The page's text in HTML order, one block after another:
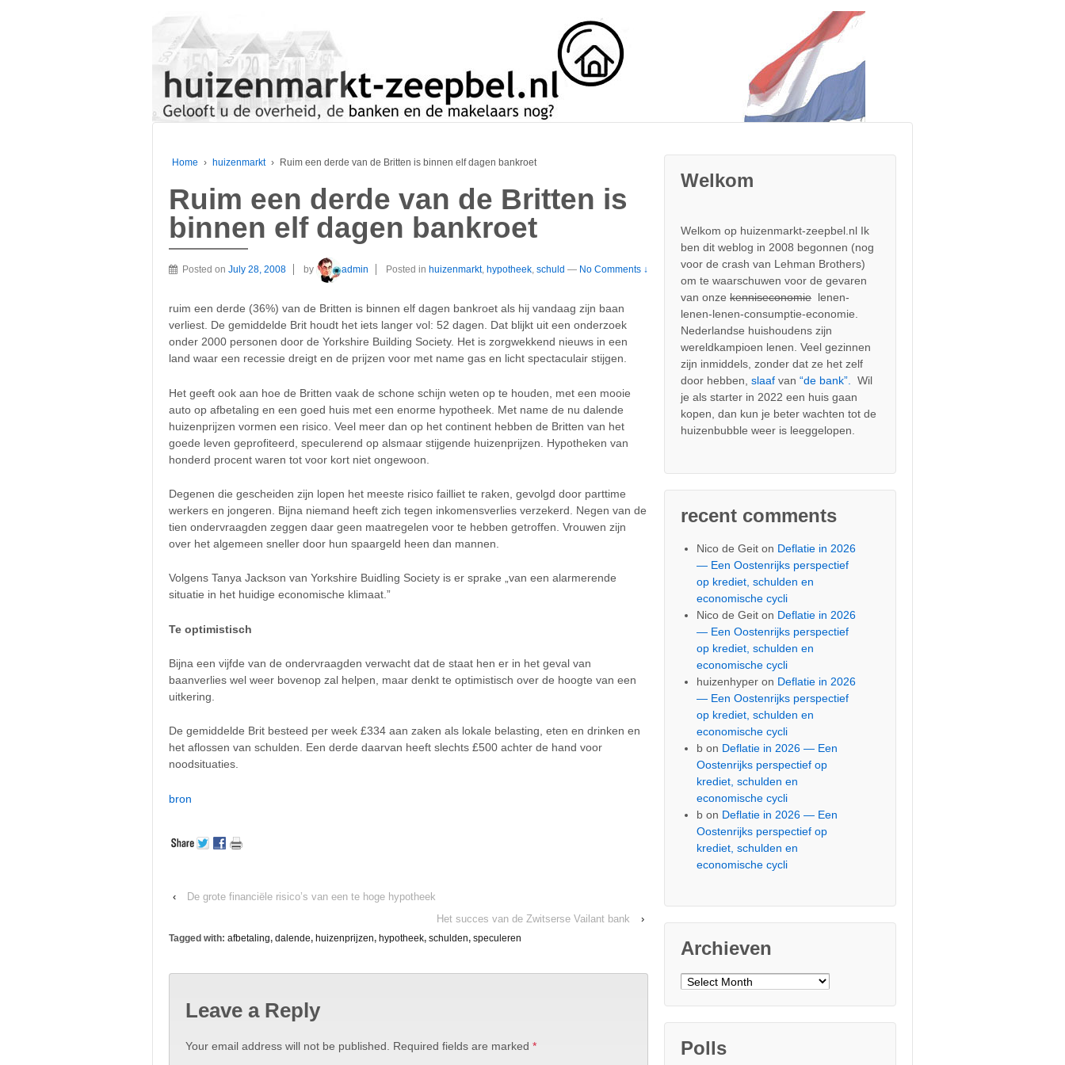
Home › huizenmarkt › Ruim een derde van de Britten is binnen elf dagen bankroet
Ruim een derde van de Britten is
binnen elf dagen bankroet
Posted on July 28, 2008 by admin Posted in huizenmarkt, hypotheek, schuld — No Comments ↓
ruim een derde (36%) van de Britten is binnen elf dagen bankroet als hij vandaag zijn baan
verliest. De gemiddelde Brit houdt het iets langer vol: 52 dagen. Dat blijkt uit een onderzoek
onder 2000 personen door de Yorkshire Building Society. Het is zorgwekkend nieuws in een
land waar een recessie dreigt en de prijzen voor met name gas en licht spectaculair stijgen.
Het geeft ook aan hoe de Britten vaak de schone schijn weten op te houden, met een mooie
auto op afbetaling en een goed huis met een enorme hypotheek. Met name de nu dalende
huizenprijzen vormen een risico. Veel meer dan op het continent hebben de Britten van het
goede leven geprofiteerd, speculerend op alsmaar stijgende huizenprijzen. Hypotheken van
honderd procent waren tot voor kort niet ongewoon.
Degenen die gescheiden zijn lopen het meeste risico failliet te raken, gevolgd door parttime
werkers en jongeren. Bijna niemand heeft zich tegen inkomensverlies verzekerd. Negen van de
tien ondervraagden zeggen daar geen maatregelen voor te hebben getroffen. Vrouwen zijn
over het algemeen sneller door hun spaargeld heen dan mannen.
Volgens Tanya Jackson van Yorkshire Buidling Society is er sprake „van een alarmerende
situatie in het huidige economische klimaat.”
Te optimistisch
Bijna een vijfde van de ondervraagden verwacht dat de staat hen er in het geval van
baanverlies wel weer bovenop zal helpen, maar denkt te optimistisch over de hoogte van een
uitkering.
De gemiddelde Brit besteed per week £334 aan zaken als lokale belasting, eten en drinken en
het aflossen van schulden. Een derde daarvan heeft slechts £500 achter de hand voor
noodsituaties.
bron
‹
De grote financiële risico’s van een te hoge hypotheek
Het succes van de Zwitserse Vailant bank
›
Tagged with: afbetaling, dalende, huizenprijzen, hypotheek, schulden, speculeren
Leave a Reply
Your email address will not be published. Required fields are marked *
Welkom
Welkom op huizenmarkt-zeepbel.nl Ik
ben dit weblog in 2008 begonnen (nog
voor de crash van Lehman Brothers)
om te waarschuwen voor de gevaren
van onzekenniseconomie lenen-
lenen-lenen-consumptie-economie.
Nederlandse huishoudens zijn
wereldkampioen lenen. Veel gezinnen
zijn inmiddels, zonder dat ze het zelf
door hebben,slaaf van“de bank”. Wil
je als starter in 2022 een huis gaan
kopen, dan kun je beter wachten tot de
huizenbubble weer is leeggelopen.
recent comments
Nico de Geit on Deflatie in 2026
— Een Oostenrijks perspectief
op krediet, schulden en
economische cycli
Nico de Geit on Deflatie in 2026
— Een Oostenrijks perspectief
op krediet, schulden en
economische cycli
huizenhyper on Deflatie in 2026
— Een Oostenrijks perspectief
op krediet, schulden en
economische cycli
b on Deflatie in 2026 — Een
Oostenrijks perspectief op
krediet, schulden en
economische cycli
b on Deflatie in 2026 — Een
Oostenrijks perspectief op
krediet, schulden en
economische cycli
Archieven
Archieven
Polls